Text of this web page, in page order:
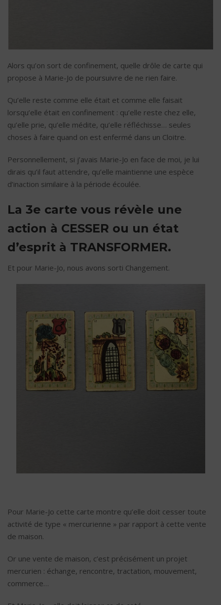
Alors qu’on sort de confinement, quelle drôle de carte qui
propose à Marie-Jo de poursuivre de ne rien faire.
Qu’elle reste comme elle était et comme elle faisait
lorsqu’elle était en confinement : qu’elle reste chez elle,
qu’elle prie, qu’elle médite, qu’elle réfléchisse… seules
choses à faire quand on est enfermé dans un Cloitre.
Personnellement, si j’avais Marie-Jo en face de moi, je lui
dirais qu’il faut attendre, qu’elle maintienne une espèce
d’inaction similaire à la période écoulée.
La 3e carte vous révèle une
action à CESSER ou un état
d’esprit à TRANSFORMER.
Et pour Marie-Jo, nous avons sorti Changement.
Pour Marie-Jo cette carte montre qu’elle doit cesser toute
activité de type « mercurienne » par rapport à cette vente
de maison.
Or une vente de maison, c’est précisément un projet
mercurien : échange, rencontre, tractation, mouvement,
commerce…